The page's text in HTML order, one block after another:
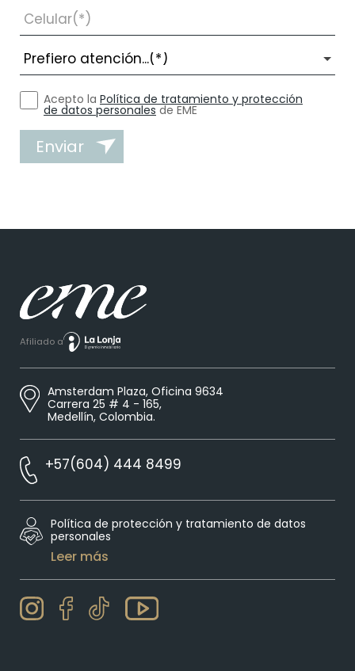
Acepto la Política de tratamiento y protección
de datos personalesde EME
Enviar
Afiliado a
Amsterdam Plaza, Oficina 9634
Carrera 25 # 4 - 165,
Medellín, Colombia.
+57(604) 444 8499
Política de protección y tratamiento de datos
personales
Leer más